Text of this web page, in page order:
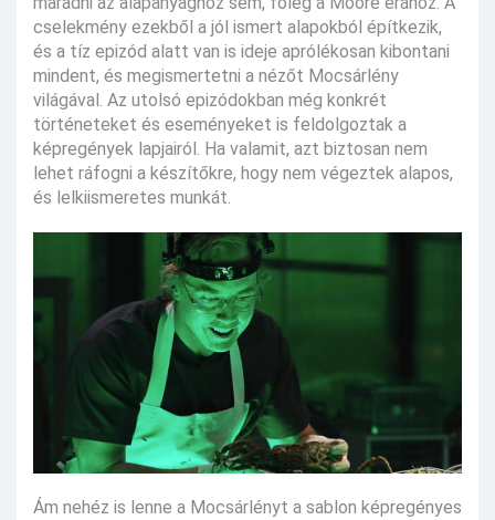
cselekmény ezekből a jól ismert alapokból építkezik,
és a tíz epizód alatt van is ideje aprólékosan kibontani
mindent, és megismertetni a nézőt Mocsárlény
világával. Az utolsó epizódokban még konkrét
történeteket és eseményeket is feldolgoztak a
képregények lapjairól. Ha valamit, azt biztosan nem
lehet ráfogni a készítőkre, hogy nem végeztek alapos,
és lelkiismeretes munkát.
Ám nehéz is lenne a Mocsárlényt a sablon képregényes